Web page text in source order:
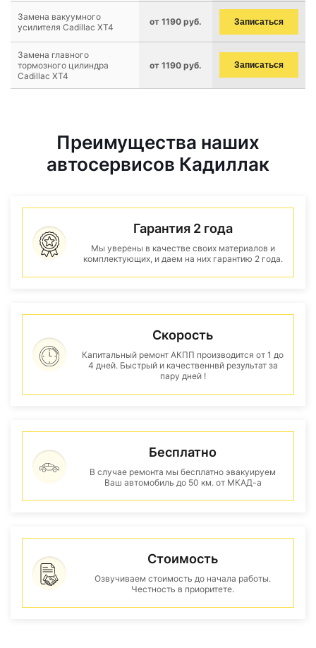
Замена вакуумного
усилителя Cadillac XT4
от 1190 руб. Записаться
Замена главного
тормозного цилиндра
Cadillac XT4
от 1190 руб. Записаться
Преимущества наших
автосервисов Кадиллак
Гарантия 2 года
Мы уверены в качестве своих материалов и
комплектующих, и даем на них гарантию 2 года.
Скорость
Капитальный ремонт АКПП производится от 1 до
4 дней. Быстрый и качественнвй результат за
пару дней !
Бесплатно
В случае ремонта мы бесплатно эвакуируем
Ваш автомобиль до 50 км. от МКАД-а
Стоимость
Озвучиваем стоимость до начала работы.
Честность в приоритете.